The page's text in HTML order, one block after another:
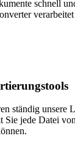
schnell
ständig unsere
Sie jede Datei